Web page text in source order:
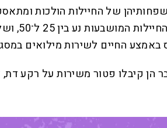
אחר־צהריים באנדרטת הנח"ל שליד פרדס־חנה, לא רחוק מבסיס
קצר. לכאורה
באמצע החיים לשירות מילואים
קיבלו פטור משירות על רקע דת,